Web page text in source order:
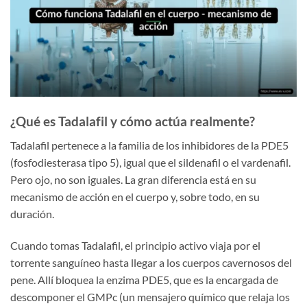
¿Qué es Tadalafil y cómo actúa realmente?
Tadalafil pertenece a la familia de los inhibidores de la PDE5
(fosfodiesterasa tipo 5), igual que el sildenafil o el vardenafil.
Pero ojo, no son iguales. La gran diferencia está en su
mecanismo de acción en el cuerpo y, sobre todo, en su
duración.
Cuando tomas Tadalafil, el principio activo viaja por el
torrente sanguíneo hasta llegar a los cuerpos cavernosos del
pene. Allí bloquea la enzima PDE5, que es la encargada de
descomponer el GMPc (un mensajero químico que relaja los